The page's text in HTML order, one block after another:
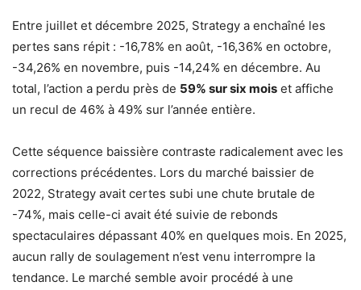
Entre juillet et décembre 2025, Strategy a enchaîné les
pertes sans répit : -16,78% en août, -16,36% en octobre,
-34,26% en novembre, puis -14,24% en décembre. Au
total, l’action a perdu près de 59% sur six mois et affiche
un recul de 46% à 49% sur l’année entière.
Cette séquence baissière contraste radicalement avec les
corrections précédentes. Lors du marché baissier de
2022, Strategy avait certes subi une chute brutale de
-74%, mais celle-ci avait été suivie de rebonds
spectaculaires dépassant 40% en quelques mois. En 2025,
aucun rally de soulagement n’est venu interrompre la
tendance. Le marché semble avoir procédé à une